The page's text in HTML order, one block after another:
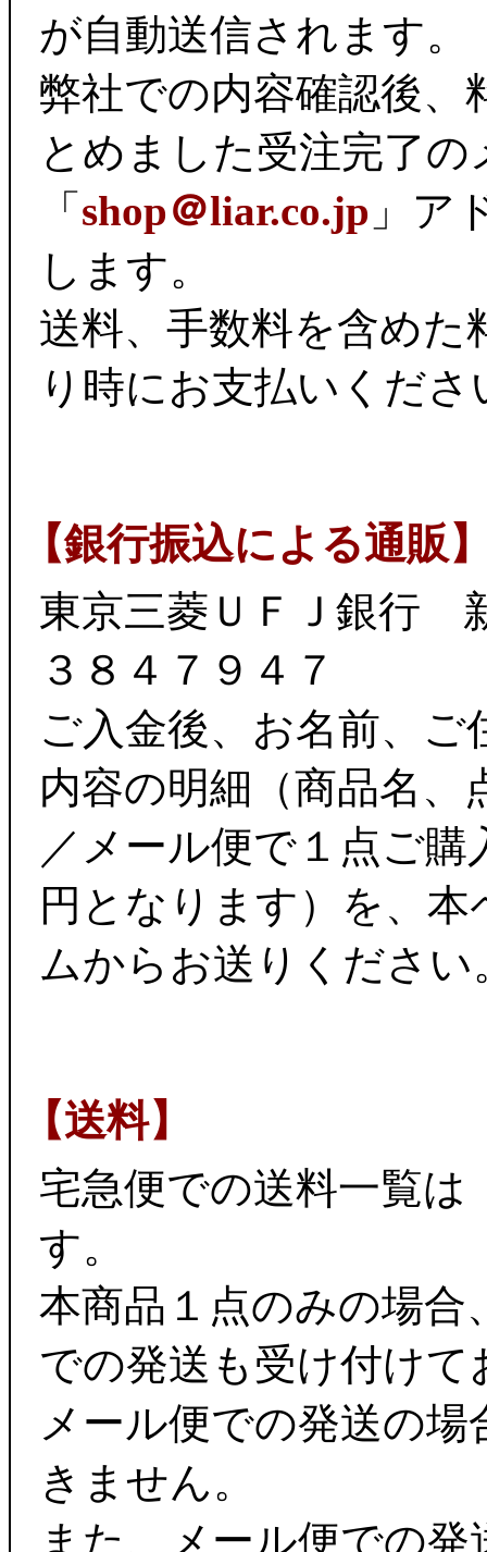
が自動送信されます。
弊社での内容確認後、
とめました受注完了の
「 shop＠liar.co.jp 」ア
します。
送料、手数料を含めた
り時にお支払いくださ
【銀行振込による通販
東京三菱ＵＦＪ銀
３８４７９４７
ご入金後、お名前、ご
内容の明細（商品名、
／メール便で１点ご
円となります）を、
ムからお送りください
【送料】
宅急便での送料一覧は
す。
本商品１点のみの場合
での発送も受け付けて
メール便での発送の
きません。
また、メール便での